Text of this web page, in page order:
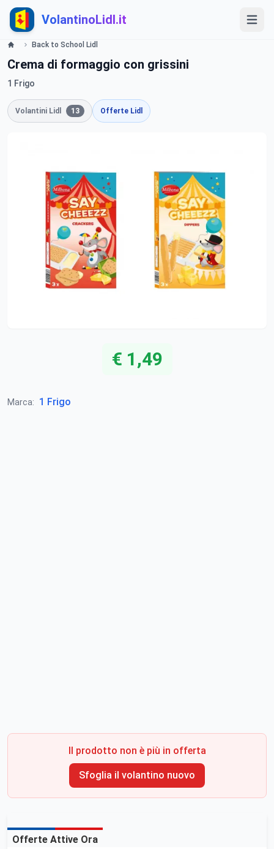
VolantinoLidl.it
Back to School Lidl
Crema di formaggio con grissini
1 Frigo
Volantini Lidl 13 Offerte Lidl
€ 1,49
Marca: 1 Frigo
Il prodotto non è più in offerta
Sfoglia il volantino nuovo
Offerte Attive Ora